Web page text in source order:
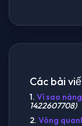
Các bài
1. Vì sao
1422607708)
2. Vòng